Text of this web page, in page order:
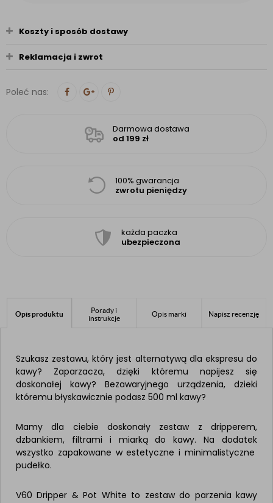
Koszty i sposób dostawy
Reklamacja i zwrot
Poleć nas:
Darmowa dostawa
od 199 zł
100% gwarancja
zwrotu pieniędzy
każda paczka
ubezpieczona
Opis produktu
Porady i
instrukcje
Opis marki Napisz recenzję
Szukasz zestawu, który jest alternatywą dla ekspresu do
kawy? Zaparzacza, dzięki któremu napijesz się
doskonałej kawy? Bezawaryjnego urządzenia, dzieki
któremu błyskawicznie podasz 500 ml kawy?
Mamy dla ciebie doskonały zestaw z dripperem,
dzbankiem, filtrami i miarką do kawy. Na dodatek
wszystko zapakowane w estetyczne i minimalistyczne
pudełko.
V60 Dripper & Pot White to zestaw do parzenia kawy